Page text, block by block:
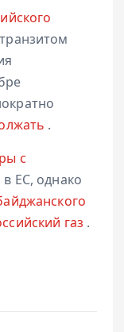
.
с
в ЕС, однако
газ .